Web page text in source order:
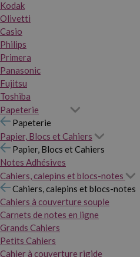
Kodak
Olivetti
Casio
Philips
Primera
Panasonic
Fujitsu
Toshiba
Papeterie
Papeterie
Papier, Blocs et Cahiers
Papier, Blocs et Cahiers
Notes Adhésives
Cahiers, calepins et blocs-notes
Cahiers, calepins et blocs-notes
Cahiers à couverture souple
Carnets de notes en ligne
Grands Cahiers
Petits Cahiers
Cahier à couverture rigide